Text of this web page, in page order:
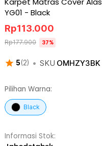
YG01 - Black
5(2) • SKU OMHZY3BK
Rp113.000
Rp177.900 37%
Pilihan Warna:
Black
Informasi Stok: